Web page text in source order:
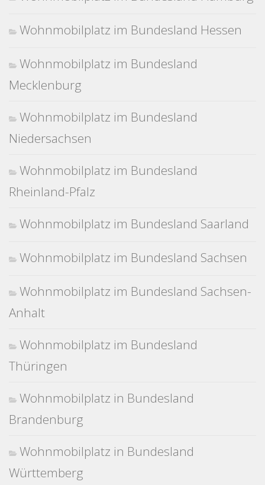
Wohnmobilplatz im Bundesland Hessen
Wohnmobilplatz im Bundesland
Mecklenburg
Wohnmobilplatz im Bundesland
Niedersachsen
Wohnmobilplatz im Bundesland
Rheinland-Pfalz
Wohnmobilplatz im Bundesland Saarland
Wohnmobilplatz im Bundesland Sachsen
Wohnmobilplatz im Bundesland Sachsen-
Anhalt
Wohnmobilplatz im Bundesland
Thüringen
Wohnmobilplatz in Bundesland
Brandenburg
Wohnmobilplatz in Bundesland
Württemberg